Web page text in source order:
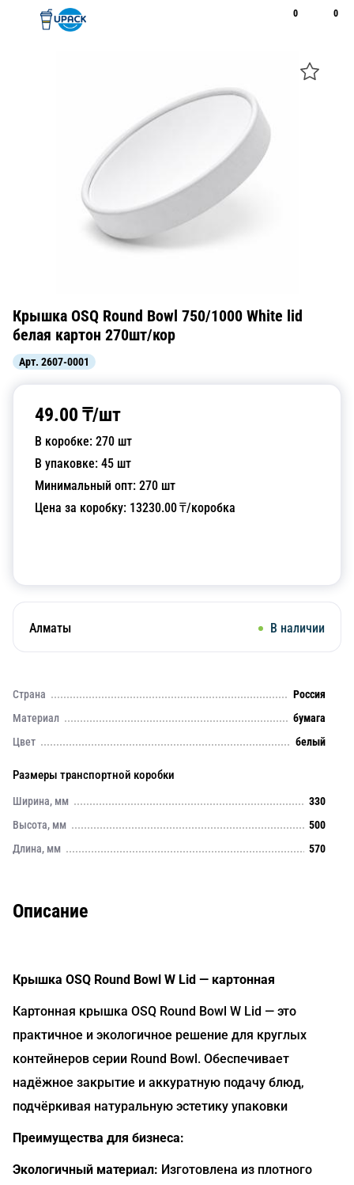
0 0
Крышка OSQ Round Bowl 750/1000 White lid
белая картон 270шт/кор
Арт. 2607-0001
49.00 ₸/шт
В коробке: 270 шт
В упаковке: 45 шт
Минимальный опт: 270 шт
Цена за коробку: 13230.00₸/коробка
Алматы В наличии
Страна
Россия
Материал
бумага
Цвет
белый
Размеры транспортной коробки
Ширина, мм
330
Высота, мм
500
Длина, мм
570
Описание
Крышка OSQ Round Bowl W Lid — картонная
Картонная крышка OSQ Round Bowl W Lid — это
практичное и экологичное решение для круглых
контейнеров серии Round Bowl. Обеспечивает
надёжное закрытие и аккуратную подачу блюд,
подчёркивая натуральную эстетику упаковки
Преимущества для бизнеса:
Экологичный материал: Изготовлена из плотного